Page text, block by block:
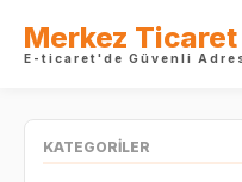
Merkez Ticaret
E-ticaret'de Güvenli
KATEGORİLER